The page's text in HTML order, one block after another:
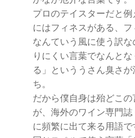
プロのテイスターだと
にはフィネスがある、フ
なんていう風に使う訳
りにくい言葉でなんと
る」といううさん臭さ
ち。
だから僕自身は殆どこ
が、海外のワイン専門
に頻繁に出て来る用語